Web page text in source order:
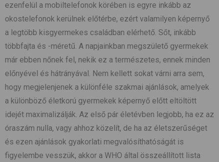
ezenfelül a mobiltelefonok körében is egyre inkább az
okostelefonok kerülnek előtérbe, ezért valamilyen képernyő
a legtöbb kisgyermekes családban elérhető. Sőt, inkább
többfajta és -méretű. A napjainkban megszülető gyermekek
már ebben nőnek fel, nekik ez a természetes, ennek minden
előnyével és hátrányával. Nem kellett sokat várni arra sem,
hogy megjelenjenek a különféle szakmai ajánlások, amelyek
a különböző életkorú gyermekek képernyő előtt eltöltött
idejét maximalizálják. Az első pár életévben legjobb, ha ez az
óraszám nulla, vagy ahhoz közelít, de ha az életszerűséget
és ezen ajánlások gyakorlati megvalósíthatóságát is
figyelembe vesszük, akkor a WHO által összeállított lista